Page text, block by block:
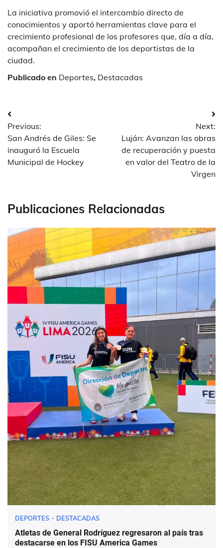
La iniciativa promovió el intercambio directo de
conocimientos y aportó herramientas clave para el
crecimiento profesional de los profesores que, día a día,
acompañan el crecimiento de los deportistas de la
ciudad.
Publicado en Deportes, Destacadas
Navegación
de
entradas
Previous:
San Andrés de Giles: Se
inauguró la Escuela
Municipal de Hockey
Next:
Luján: Avanzan las obras
de recuperación y puesta
en valor del Teatro de la
Virgen
Publicaciones Relacionadas
DEPORTES DESTACADAS
Atletas de General Rodríguez regresaron al país tras
destacarse en los FISU America Games